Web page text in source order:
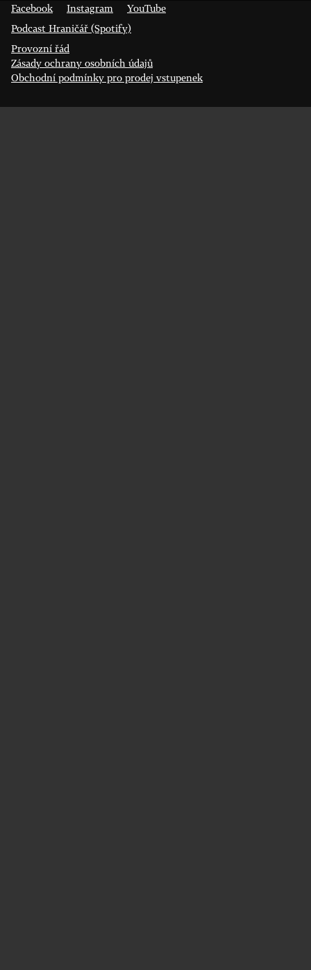
Facebook
Instagram
YouTube
Podcast Hraničář (Spotify)
Provozní řád
Zásady ochrany osobních údajů
Obchodní podmínky pro prodej vstupenek